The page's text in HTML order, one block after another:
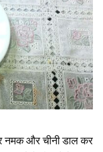
नमक और चीनी डाल कर